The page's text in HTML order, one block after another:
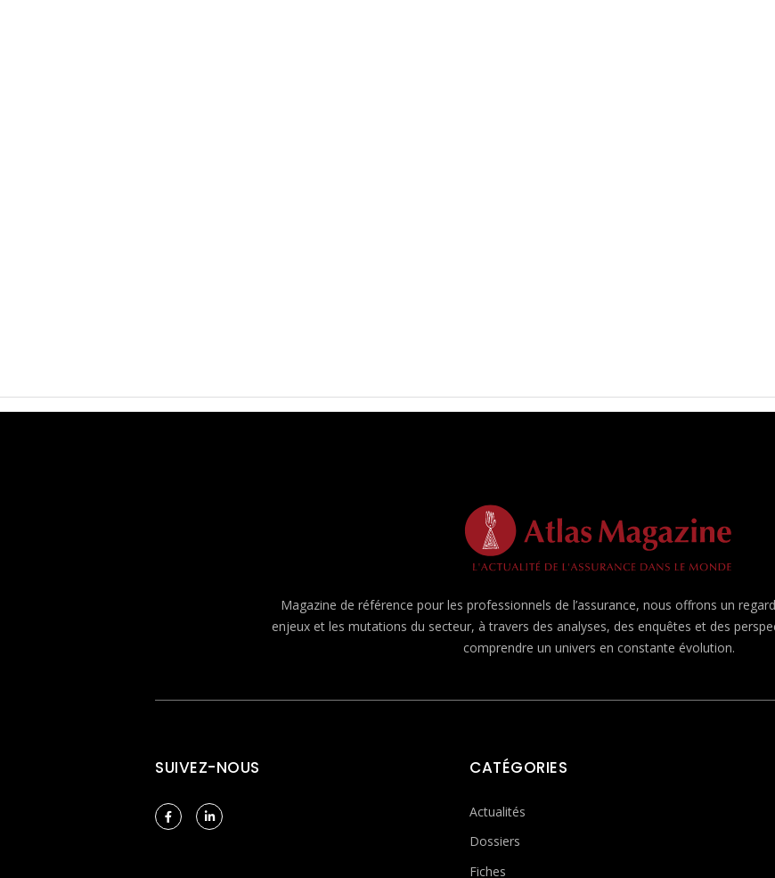
Magazine de référence pour les professionnels de l’assurance, nous offrons un
enjeux et les mutations du secteur, à travers des analyses, des enquêtes et des
comprendre un univers en constante évolution.
SUIVEZ-NOUS CATÉGORIES
Actualités
Dossiers
Fiches